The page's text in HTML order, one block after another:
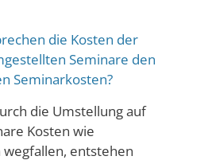
die Kosten der
Seminare den
Seminarkosten?
die Umstellung auf
Kosten wie
entstehen